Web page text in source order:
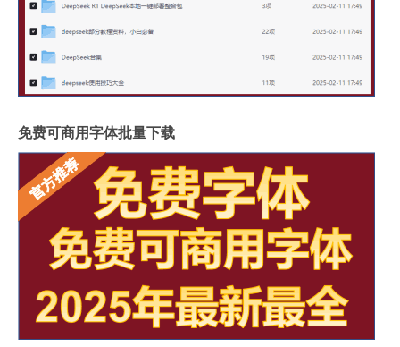
免费可商用字体批量下载